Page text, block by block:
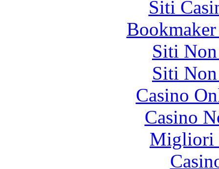
Siti
Siti
Siti
Casino
Casino
Migliori